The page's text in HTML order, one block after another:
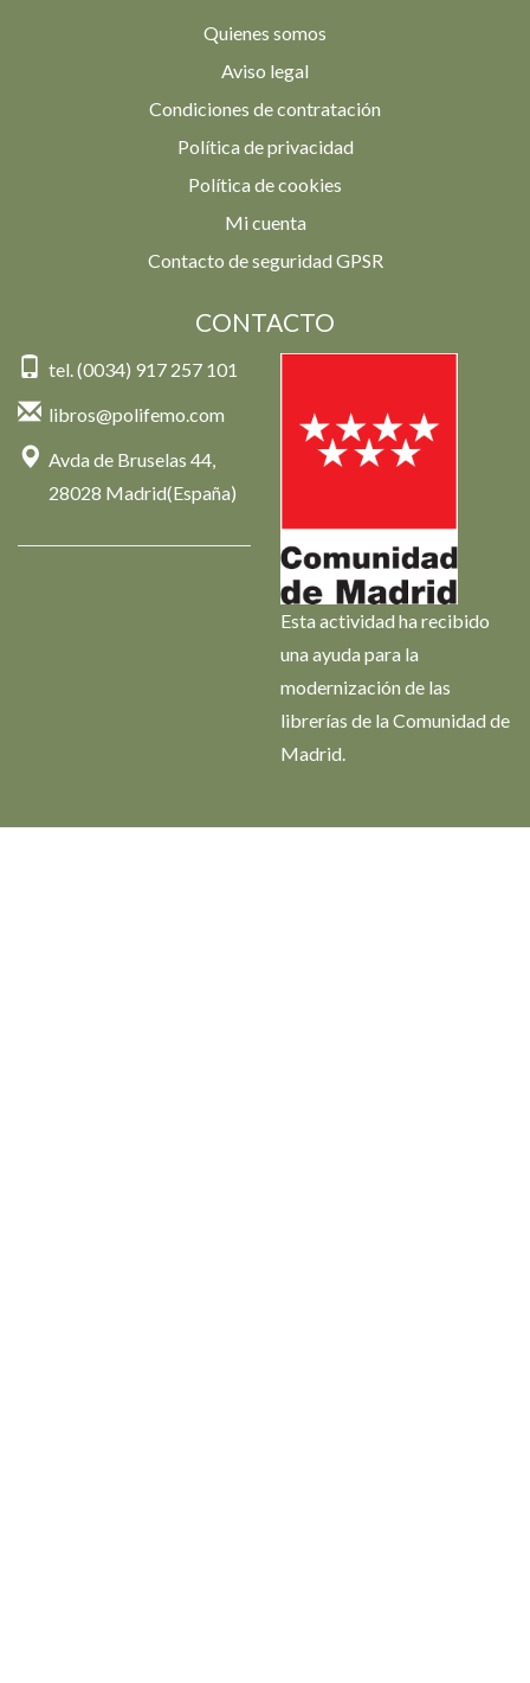
Quienes somos
Aviso legal
Condiciones de contratación
Política de privacidad
Política de cookies
Mi cuenta
Contacto de seguridad GPSR
CONTACTO
tel. (0034) 917 257 101
libros@polifemo.com
Avda de Bruselas 44,
28028 Madrid(España)
Esta actividad ha recibido
una ayuda para la
modernización de las
librerías de la Comunidad de
Madrid.